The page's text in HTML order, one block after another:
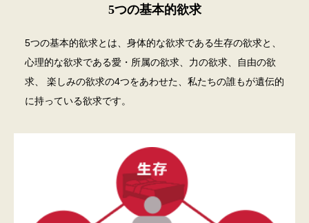
5つの基本的欲求
5つの基本的欲求とは、身体的な欲求である生存の欲求と、
心理的な欲求である愛・所属の欲求、力の欲求、自由の欲
求、
楽しみの欲求の4つをあわせた、私たちの誰もが遺伝的
に持っている欲求です。